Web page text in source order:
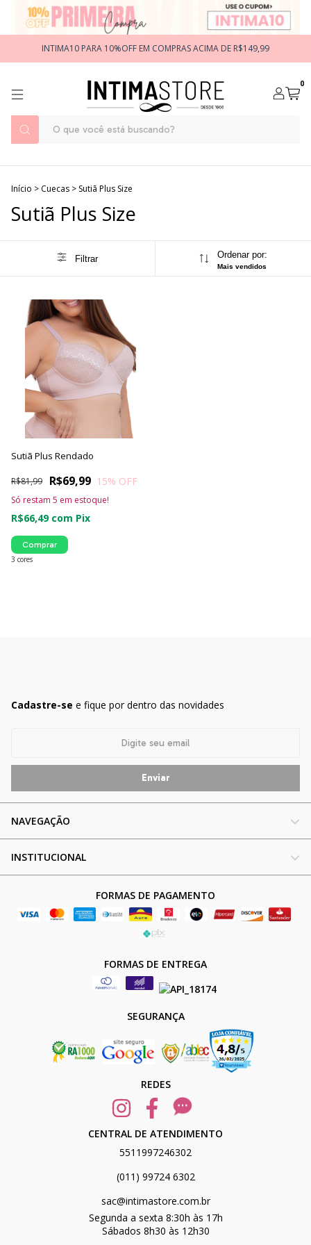
INTIMA10 PARA 10%OFF EM COMPRAS ACIMA DE R$149,99
0
Início > Cuecas > Sutiã Plus Size
Sutiã Plus Size
Filtrar Ordenar por:
Mais vendidos
Sutiã Plus Rendado
R$69,99
R$81,99 15% OFF
R$66,49 com Pix
Só restam 5 em estoque!
3 cores
Comprar
Cadastre-se e fique por dentro das novidades
NAVEGAÇÃO
INSTITUCIONAL
FORMAS DE PAGAMENTO
FORMAS DE ENTREGA
SEGURANÇA
REDES
CENTRAL DE ATENDIMENTO
5511997246302
(011) 99724 6302
sac@intimastore.com.br
Segunda a sexta 8:30h às 17h
Sábados 8h30 às 12h30